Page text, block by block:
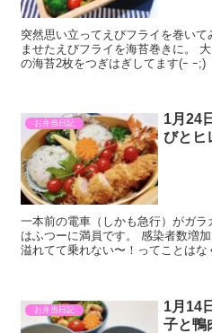
突然思い立ってえびフライを巻い
ませたえびフライを海苔巻きに。
の海苔2枚をつぎはぎしてます(ｰ ｰ;)
お弁当日記
1月24
びとヒ
一本前の電車（しかも急行）がガ
はふつーに満員です。 感染者数増
溢れてて乗れない〜！ってことは
お弁当日記
1月14
子と鴨